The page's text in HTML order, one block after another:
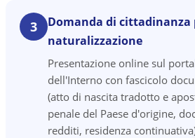
3
Domanda di cittadinanza
naturalizzazione
Presentazione online sul
dell'Interno con fascicolo
(atto di nascita tradotto e
penale del Paese d'origine,
redditi, residenza